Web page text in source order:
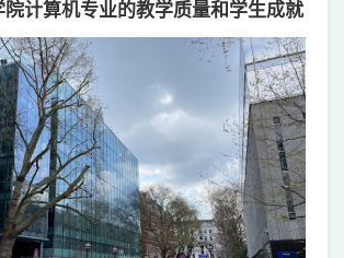
计算机专业的教学质量和学生成就